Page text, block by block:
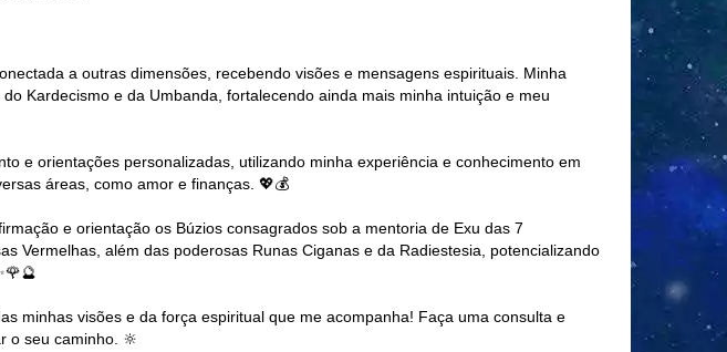
a outras dimensões, recebendo visões e mensagens espirituais. Minha
Kardecismo e da Umbanda, fortalecendo ainda mais minha intuição e meu
e orientações personalizadas, utilizando minha experiência e conhecimento em
áreas, como amor e finanças. 💖💰
e orientação os Búzios consagrados sob a mentoria de Exu das 7
Vermelhas, além das poderosas Runas Ciganas e da Radiestesia, potencializando
minhas visões e da força espiritual que me acompanha! Faça uma consulta e
o seu caminho. 🔆